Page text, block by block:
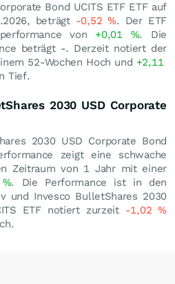
Bond UCITS ETF ETF auf
beträgt -0,52%. Der ETF
von +0,01 %. Die
beträgt -. Derzeit notiert der
52-Wochen Hoch und +2,11
Tief.
2030 USD Corporate
2030 USD Corporate Bond
zeigt eine schwache
Zeitraum von 1 Jahr mit einer
%. Die Performance ist in den
und Invesco BulletShares 2030
ETF notiert zurzeit -1,02%